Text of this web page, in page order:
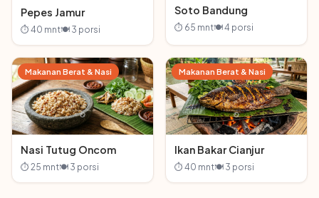
Pepes Jamur
⏱ 40 mnt🍽 3 porsi
Soto Bandung
⏱ 65 mnt🍽 4 porsi
Makanan Berat & Nasi
Nasi Tutug Oncom
⏱ 25 mnt🍽 3 porsi
Makanan Berat & Nasi
Ikan Bakar Cianjur
⏱ 40 mnt🍽 3 porsi